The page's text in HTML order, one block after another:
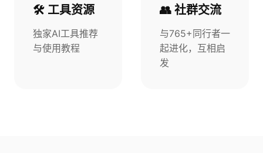
🛠️ 工具资源
独家AI工具推荐
与使用教程
👥 社群交流
与765+同行者一
起进化，互相启
发